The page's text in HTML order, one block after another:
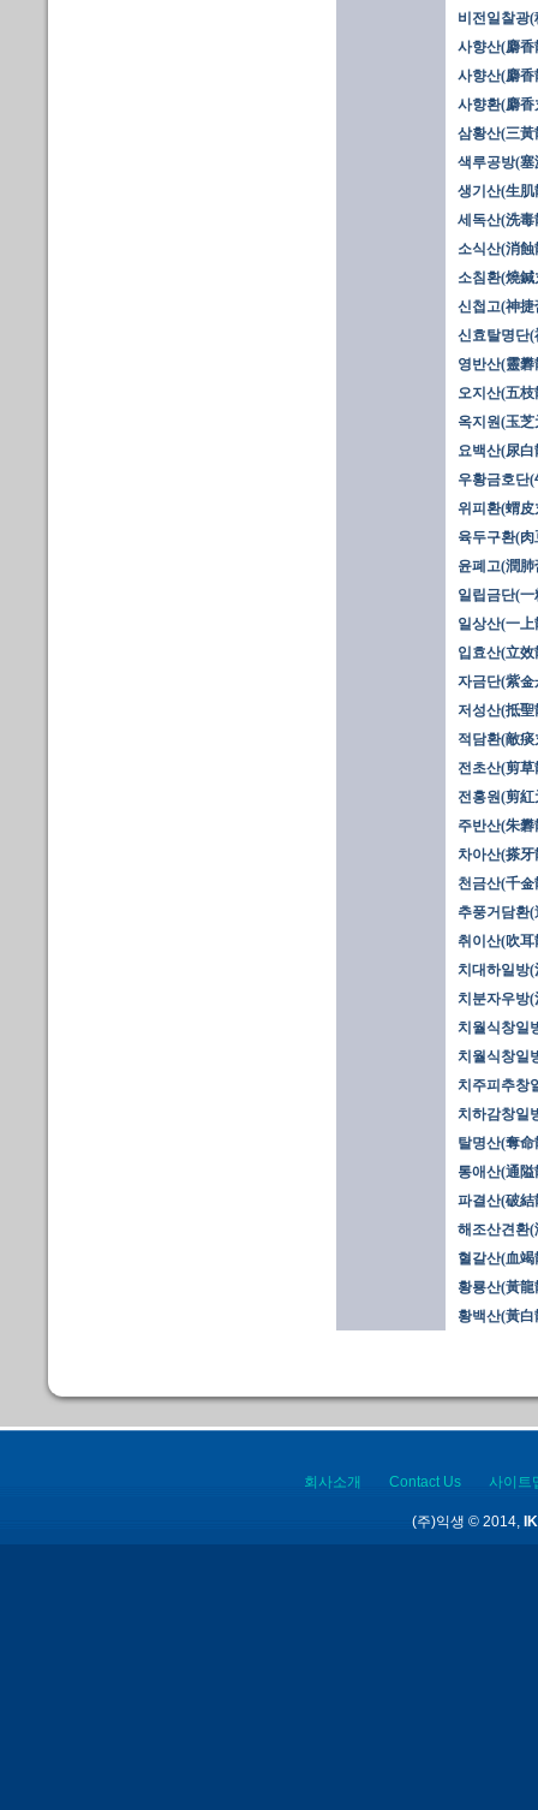
비전일찰광
사향산(麝香
사향산(麝香
사향환(麝香
삼황산(三黃
색루공방(
생기산(生肌
세독산(洗毒
소식산(消蝕
소침환(燒鍼
신첩고(神捷
신효탈명단
영반산(靈礬
오지산(五枝
옥지원(玉芝
요백산(尿白
우황금호단
위피환(蝟皮
육두구환(
윤폐고(潤
일립금단(
일상산(一上
입효산(立
자금단(紫金
저성산(抵聖
적담환(敵痰
전초산(剪草
전홍원(剪紅
주반산(朱礬
차아산(搽牙
천금산(千金
추풍거담환
취이산(吹耳
치대하일방
치분자우방
치월식창일
치월식창일
치주피추창
치하감창일
탈명산(奪
통애산(通隘
파결산(破結
해조산견환
혈갈산(血
황룡산(黃龍
황백산(黃白
회사소개 Contact Us 사이트
(주)익생 © 2014,